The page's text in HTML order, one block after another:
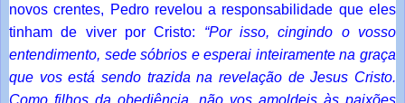
novos crentes, Pedro revelou a responsabilidade que eles
tinham de viver por Cristo: “Por isso, cingindo o vosso
entendimento, sede sóbrios e esperai inteiramente na graça
que vos está sendo trazida na revelação de Jesus Cristo.
Como filhos da obediência, não vos amoldeis às paixões